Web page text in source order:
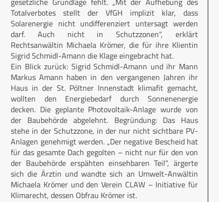
Totalverbotes stellt der VfGH implizit klar, dass
Solarenergie nicht undifferenziert untersagt werden
darf. Auch nicht in Schutzzonen“, erklärt
Rechtsanwältin Michaela Krömer, die für ihre Klientin
Sigrid Schmidl-Amann die Klage eingebracht hat.
Ein Blick zurück: Sigrid Schmidl-Amann und ihr Mann
Markus Amann haben in den vergangenen Jahren ihr
Haus in der St. Pöltner Innenstadt klimafit gemacht,
wollten den Energiebedarf durch Sonnenenergie
decken. Die geplante Photovoltaik-Anlage wurde von
der Baubehörde abgelehnt. Begründung: Das Haus
stehe in der Schutzzone, in der nur nicht sichtbare PV-
Anlagen genehmigt werden. „Der negative Bescheid hat
für das gesamte Dach gegolten – nicht nur für den von
der Baubehörde erspähten einsehbaren Teil“, ärgerte
sich die Ärztin und wandte sich an Umwelt-Anwältin
Michaela Krömer und den Verein CLAW – Initiative für
Klimarecht, dessen Obfrau Krömer ist.